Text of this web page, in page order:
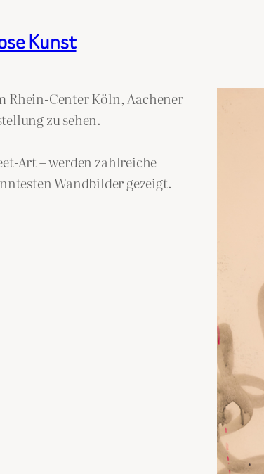
Kunst
Rhein-Center Köln, Aachener
zu sehen.
Art – werden zahlreiche
Wandbilder gezeigt.